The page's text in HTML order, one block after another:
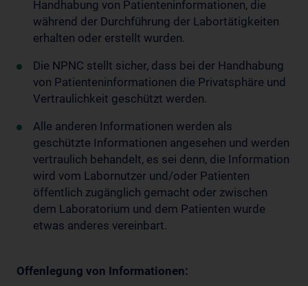
Handhabung von Patienteninformationen, die
während der Durchführung der Labortätigkeiten
erhalten oder erstellt wurden.
Die NPNC stellt sicher, dass bei der Handhabung
von Patienteninformationen die Privatsphäre und
Vertraulichkeit geschützt werden.
Alle anderen Informationen werden als
geschützte Informationen angesehen und werden
vertraulich behandelt, es sei denn, die Information
wird vom Labornutzer und/oder Patienten
öffentlich zugänglich gemacht oder zwischen
dem Laboratorium und dem Patienten wurde
etwas anderes vereinbart.
Offenlegung von Informationen: